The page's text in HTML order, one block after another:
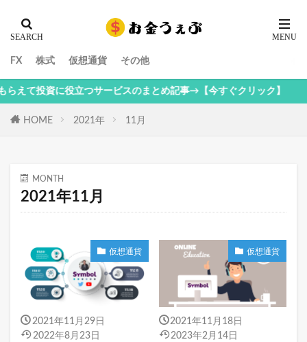
FX 株式 仮想通貨 その他
資に役立つサービスのまとめ記事→【今すぐクリック】
HOME 2021年 11月
MONTH
2021年11月
仮想通貨
2021年11月29日
2022年8月23日
仮想通貨
2021年11月18日
2023年2月14日